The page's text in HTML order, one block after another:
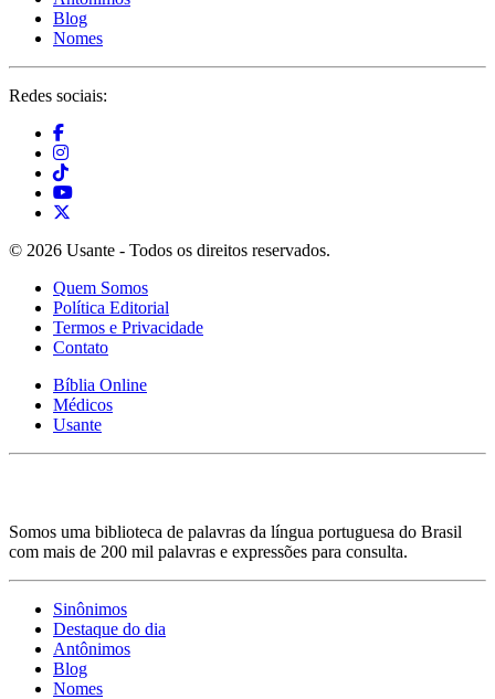
Blog
Nomes
Redes sociais:
© 2026 Usante - Todos os direitos reservados.
Quem Somos
Política Editorial
Termos e Privacidade
Contato
Bíblia Online
Médicos
Usante
Somos uma biblioteca de palavras da língua portuguesa do Brasil
com mais de 200 mil palavras e expressões para consulta.
Sinônimos
Destaque do dia
Antônimos
Blog
Nomes